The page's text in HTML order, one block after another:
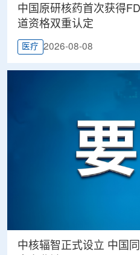
中国原研核药首次获得
道资格双重认定
医疗 2026-08-08
中核辐智正式设立 中国